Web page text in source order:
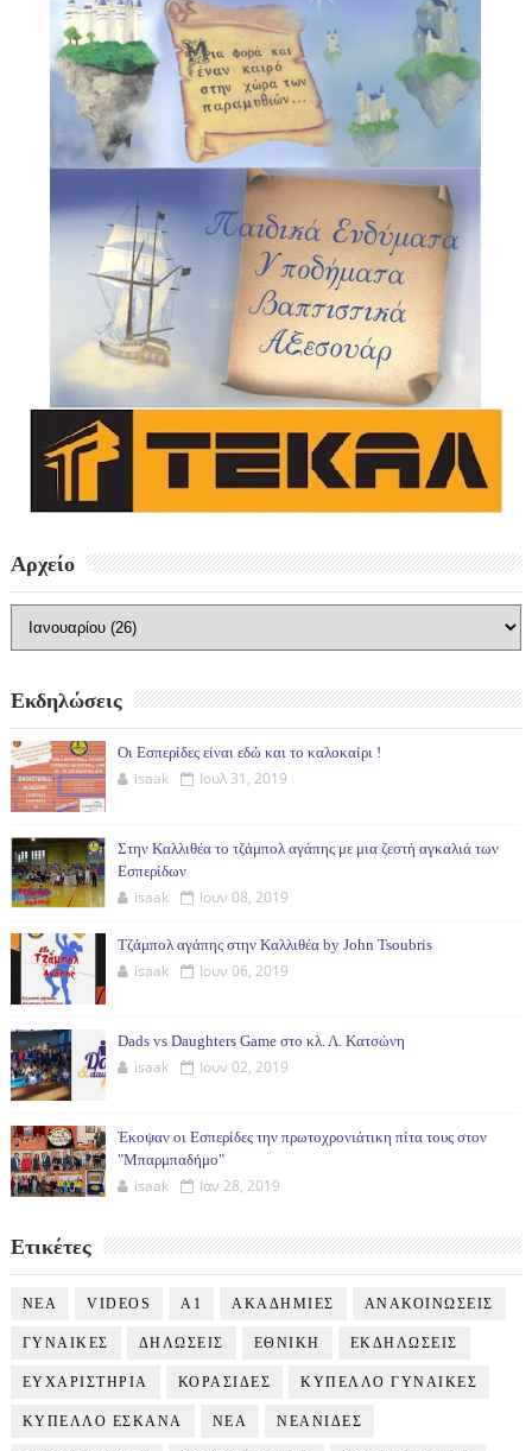
Αρχείο
Εκδηλώσεις
Οι Εσπερίδες είναι εδώ και το καλοκαίρι !
isaak Ιουλ 31, 2019
Στην Καλλιθέα το τζάμπολ αγάπης με μια ζεστή αγκαλιά των
Εσπερίδων
isaak Ιουν 08, 2019
Τζάμπολ αγάπης στην Καλλιθέα by John Tsoubris
isaak Ιουν 06, 2019
Dads vs Daughters Game στο κλ. Λ. Κατσώνη
isaak Ιουν 02, 2019
Έκοψαν οι Εσπερίδες την πρωτοχρονιάτικη πίτα τους στον
"Μπαρμπαδήμο"
isaak Ιαν 28, 2019
Ετικέτες
NEA VIDEOS Α1 ΑΚΑΔΗΜΙΕΣ ΑΝΑΚΟΙΝΩΣΕΙΣ
ΓΥΝΑΙΚΕΣ ΔΗΛΩΣΕΙΣ ΕΘΝΙΚΗ ΕΚΔΗΛΩΣΕΙΣ
ΕΥΧΑΡΙΣΤΗΡΙΑ ΚΟΡΑΣΙΔΕΣ ΚΥΠΕΛΛΟ ΓΥΝΑΙΚΕΣ
ΚΥΠΕΛΛΟ ΕΣΚΑΝΑ ΝΕΑ ΝΕΑΝΙΔΕΣ